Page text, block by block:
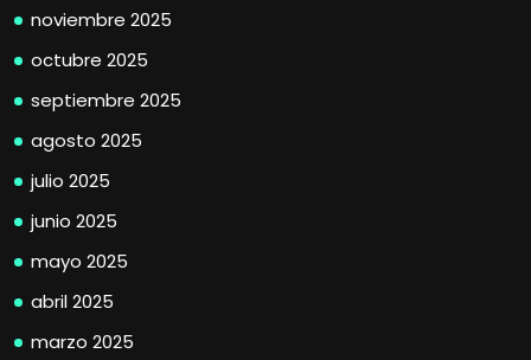
noviembre 2025
octubre 2025
septiembre 2025
agosto 2025
julio 2025
junio 2025
mayo 2025
abril 2025
marzo 2025